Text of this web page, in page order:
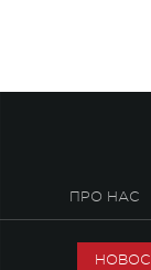
ПРО НАС